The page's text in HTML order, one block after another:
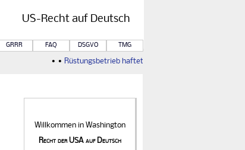
US-Rechtauf Deutsch
GRRR FAQ DSGVO TMG
• •Rüstungsbetrieb haftet für Kriegsfolgen
Willkommen in Washington
Recht der USA auf Deutsch